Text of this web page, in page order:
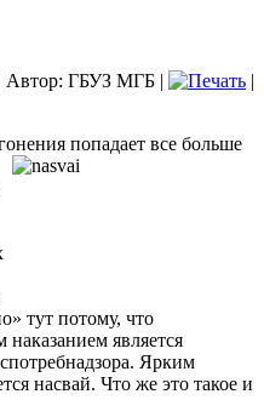
Автор: ГБУЗ МГБ |
|
попадает все больше
тут потому, что
является
Ярким
насвай. Что же это такое и